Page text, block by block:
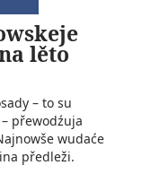
lěto
– to su
přewodźuja
wudaće
předleži.